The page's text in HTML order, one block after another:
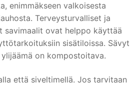
enimmäkseen valkoisesta
Terveysturvalliset ja
savimaalit ovat helppo käyttää
sisätiloissa. Sävyt
on kompostoitava.
että siveltimellä. Jos tarvitaan